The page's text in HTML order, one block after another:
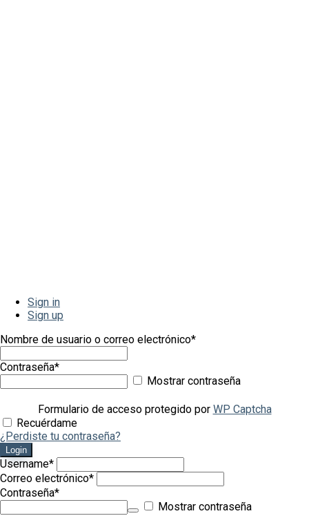
Sign in
Sign up
Nombre de usuario o correo electrónico*
Contraseña*
Mostrar contraseña
Formulario de acceso protegido por WP Captcha
Recuérdame
¿Perdiste tu contraseña?
Login
Username*
Correo electrónico*
Contraseña*
Mostrar contraseña